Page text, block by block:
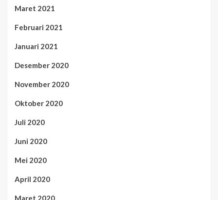
Maret 2021
Februari 2021
Januari 2021
Desember 2020
November 2020
Oktober 2020
Juli 2020
Juni 2020
Mei 2020
April 2020
Maret 2020